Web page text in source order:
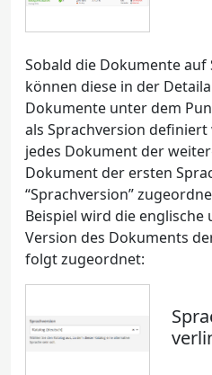
Sobald die Dokumente auf
können diese in der
Dokumente unter dem
als Sprachversion
jedes Dokument der
Dokument der ersten
“Sprachversion”
Beispiel wird die englische
Version des Dokuments
folgt zugeordnet: